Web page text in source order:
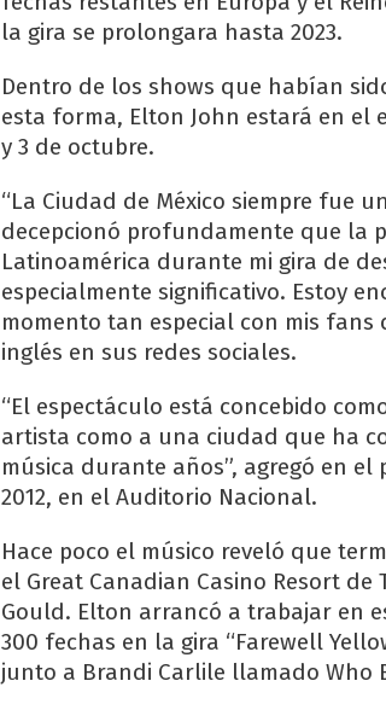
la gira se prolongara hasta 2023.
Dentro de los shows que habían
esta forma, Elton John estará en el
y 3 de octubre.
“La Ciudad de México siempre fue
decepcionó profundamente que la
Latinoamérica durante mi gira de
especialmente significativo. Estoy
momento tan especial con mis fans
inglés en sus redes sociales.
“El espectáculo está concebido
artista como a una ciudad que ha
música durante años”, agregó en
2012, en el Auditorio Nacional.
Hace poco el músico reveló que
el Great Canadian Casino Resort
Gould. Elton arrancó a trabajar en
300 fechas en la gira “Farewell
junto a Brandi Carlile llamado Who